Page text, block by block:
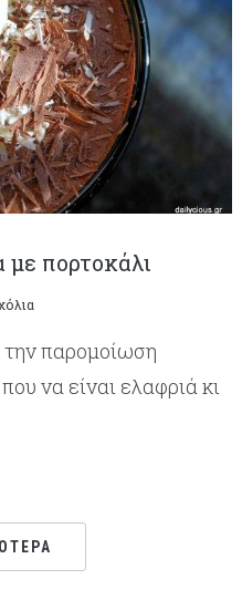
πορτοκάλι
παρομοίωση
να είναι ελαφριά κι